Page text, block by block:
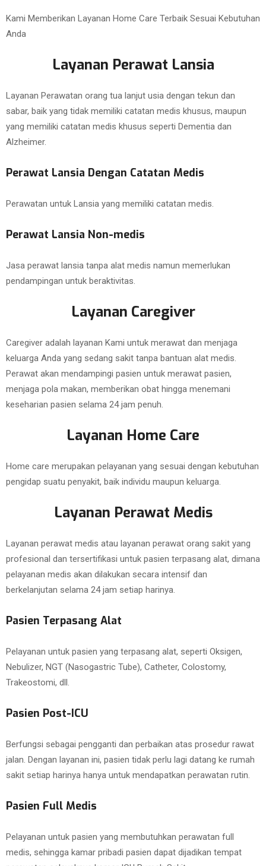
Kami Memberikan Layanan Home Care Terbaik Sesuai Kebutuhan
Anda
Layanan Perawat Lansia
Layanan Perawatan orang tua lanjut usia dengan tekun dan
sabar, baik yang tidak memiliki catatan medis khusus, maupun
yang memiliki catatan medis khusus seperti Dementia dan
Alzheimer.
Perawat Lansia Dengan Catatan Medis
Perawatan untuk Lansia yang memiliki catatan medis.
Perawat Lansia Non-medis
Jasa perawat lansia tanpa alat medis namun memerlukan
pendampingan untuk beraktivitas.
Layanan Caregiver
Caregiver adalah layanan Kami untuk merawat dan menjaga
keluarga Anda yang sedang sakit tanpa bantuan alat medis.
Perawat akan mendampingi pasien untuk merawat pasien,
menjaga pola makan, memberikan obat hingga menemani
keseharian pasien selama 24 jam penuh.
Layanan Home Care
Home care merupakan pelayanan yang sesuai dengan kebutuhan
pengidap suatu penyakit, baik individu maupun keluarga.
Layanan Perawat Medis
Layanan perawat medis atau layanan perawat orang sakit yang
profesional dan tersertifikasi untuk pasien terpasang alat, dimana
pelayanan medis akan dilakukan secara intensif dan
berkelanjutan selama 24 jam setiap harinya.
Pasien Terpasang Alat
Pelayanan untuk pasien yang terpasang alat, seperti Oksigen,
Nebulizer, NGT (Nasogastric Tube), Catheter, Colostomy,
Trakeostomi, dll.
Pasien Post-ICU
Berfungsi sebagai pengganti dan perbaikan atas prosedur rawat
jalan. Dengan layanan ini, pasien tidak perlu lagi datang ke rumah
sakit setiap harinya hanya untuk mendapatkan perawatan rutin.
Pasien Full Medis
Pelayanan untuk pasien yang membutuhkan perawatan full
medis, sehingga kamar pribadi pasien dapat dijadikan tempat